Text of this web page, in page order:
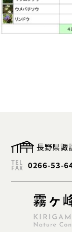
長野県諏
TEL
FAX 0266-53-